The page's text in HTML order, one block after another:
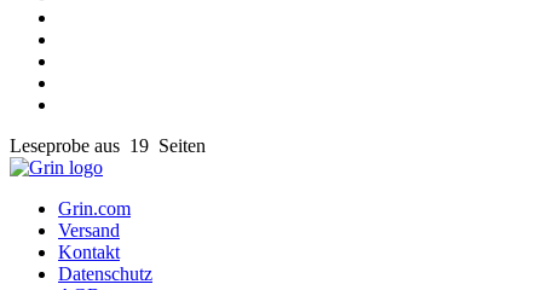
Leseprobe aus 19 Seiten
Grin.com
Versand
Kontakt
Datenschutz